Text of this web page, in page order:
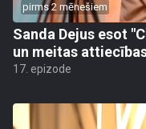
pirms 2 mēnešiem
Sanda Dejus esot
un meitas
17. epizode